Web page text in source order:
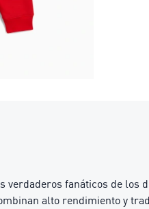
verdaderos fanáticos de
alto rendimiento y